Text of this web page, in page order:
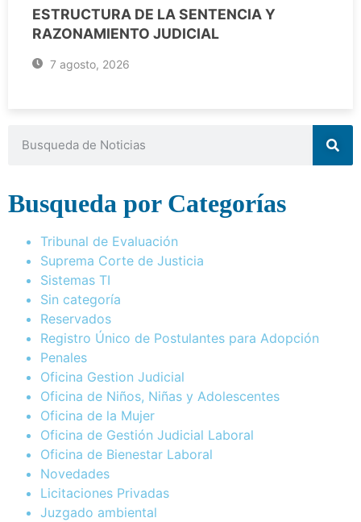
ESTRUCTURA DE LA SENTENCIA Y
RAZONAMIENTO JUDICIAL
7 agosto, 2026
Busqueda por Categorías
Tribunal de Evaluación
Suprema Corte de Justicia
Sistemas TI
Sin categoría
Reservados
Registro Único de Postulantes para Adopción
Penales
Oficina Gestion Judicial
Oficina de Niños, Niñas y Adolescentes
Oficina de la Mujer
Oficina de Gestión Judicial Laboral
Oficina de Bienestar Laboral
Novedades
Licitaciones Privadas
Juzgado ambiental